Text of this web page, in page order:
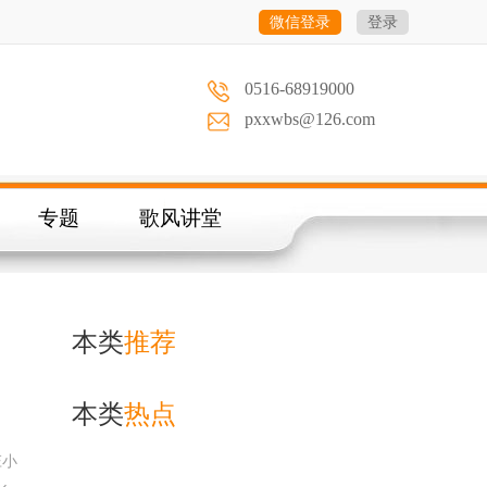
微信登录 登录
0516-68919000
pxxwbs@126.com
专题 歌风讲堂
本类推荐
本类热点